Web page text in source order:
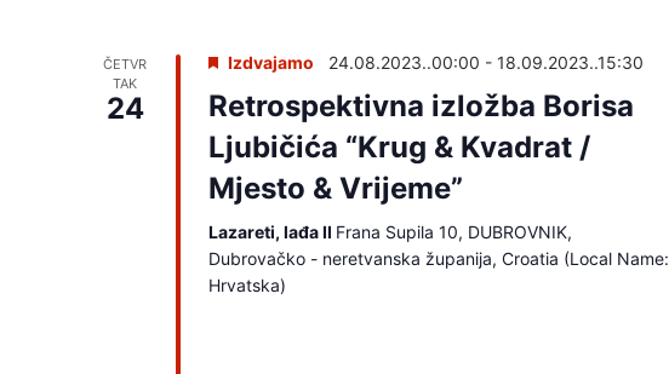
ČETVR
TAK
24
Izdvajamo 24.08.2023..00:00 - 18.09.2023..15:30
Retrospektivna izložba Borisa
Ljubičića “Krug & Kvadrat /
Mjesto & Vrijeme”
Lazareti, lađa II Frana Supila 10, DUBROVNIK,
Dubrovačko - neretvanska županija, Croatia (Local Name:
Hrvatska)